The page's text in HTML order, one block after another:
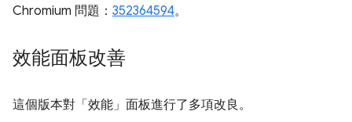
Chromium 問題： 352364594。
效能面板改善
這個版本對「效能」 面板進行了多項改良。